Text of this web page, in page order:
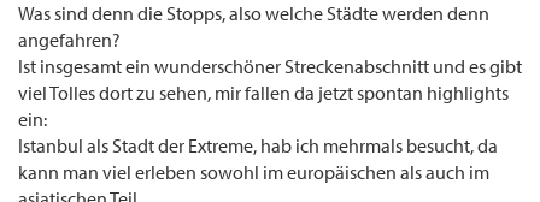
Was sind denn die Stopps, also welche Städte werden denn
angefahren?
Ist insgesamt ein wunderschöner Streckenabschnitt und es gibt
viel Tolles dort zu sehen, mir fallen da jetzt spontan highlights
ein:
Istanbul als Stadt der Extreme, hab ich mehrmals besucht, da
kann man viel erleben sowohl im europäischen als auch im